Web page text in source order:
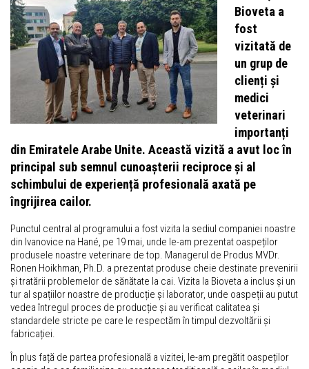
Bioveta a
fost
vizitată de
un grup de
clienți și
medici
veterinari
importanți
din Emiratele Arabe Unite. Această vizită a avut loc în
principal sub semnul cunoașterii reciproce și al
schimbului de experiență profesională axată pe
îngrijirea cailor.
Punctul central al programului a fost vizita la sediul companiei noastre
din Ivanovice na Hané, pe 19 mai, unde le-am prezentat oaspeților
produsele noastre veterinare de top. Managerul de Produs MVDr.
Ronen Hoikhman, Ph.D. a prezentat produse cheie destinate prevenirii
și tratării problemelor de sănătate la cai. Vizita la Bioveta a inclus și un
tur al spațiilor noastre de producție și laborator, unde oaspeții au putut
vedea întregul proces de producție și au verificat calitatea și
standardele stricte pe care le respectăm în timpul dezvoltării și
fabricației.
În plus față de partea profesională a vizitei, le-am pregătit oaspeților